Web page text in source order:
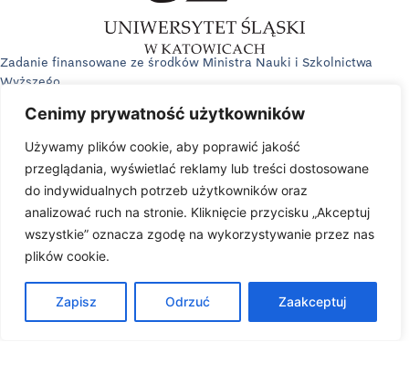
Cenimy prywatność użytkowników
Używamy plików cookie, aby poprawić jakość
przeglądania, wyświetlać reklamy lub treści dostosowane
do indywidualnych potrzeb użytkowników oraz
analizować ruch na stronie. Kliknięcie przycisku „Akceptuj
wszystkie” oznacza zgodę na wykorzystywanie przez nas
plików cookie.
Zapisz Odrzuć Zaakceptuj
Zadanie finansowane ze środków Ministra Nauki i Szkolnictwa
Wyższego.